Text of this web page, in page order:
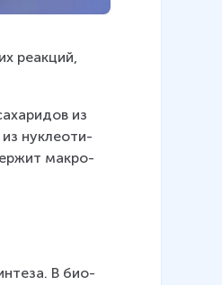
ре­ак­ций,
из
из нук­лео­ти­
мак­ро­
В био­